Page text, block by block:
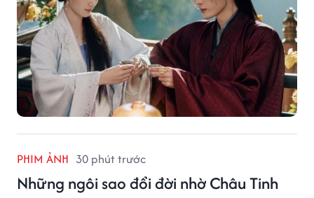
PHIM ẢNH 30 phút trước
Những ngôi sao đổi đời nhờ Châu Tinh